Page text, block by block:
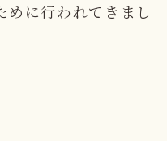
めに行われてきまし